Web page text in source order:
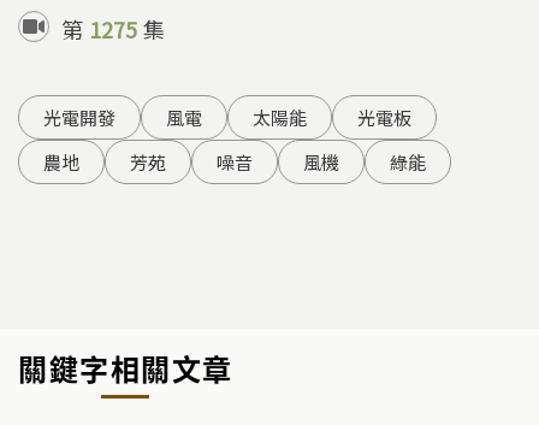
第 1275集
光電開發 風電 太陽能
光電板
農地
芳苑 噪音 風機 綠能
關鍵字相關文章